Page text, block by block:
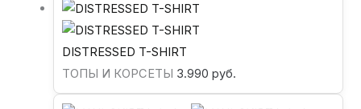
DISTRESSED T-SHIRT
ТОПЫ И КОРСЕТЫ 3.990руб.